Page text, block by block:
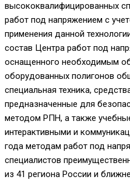
высококвалифицированных
работ под напряжением с
применения данной
состав Центра работ под
оснащенного необходимым
оборудованных полигонов
специальная техника,
предназначенные для
методом РПН, а также
интерактивными и
года методам работ под
специалистов
из 41 региона России и